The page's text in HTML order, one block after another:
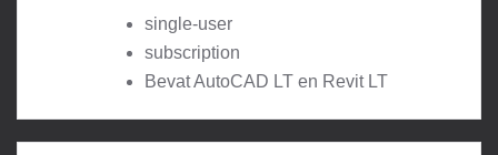
single-user
subscription
Bevat AutoCAD LT en Revit LT